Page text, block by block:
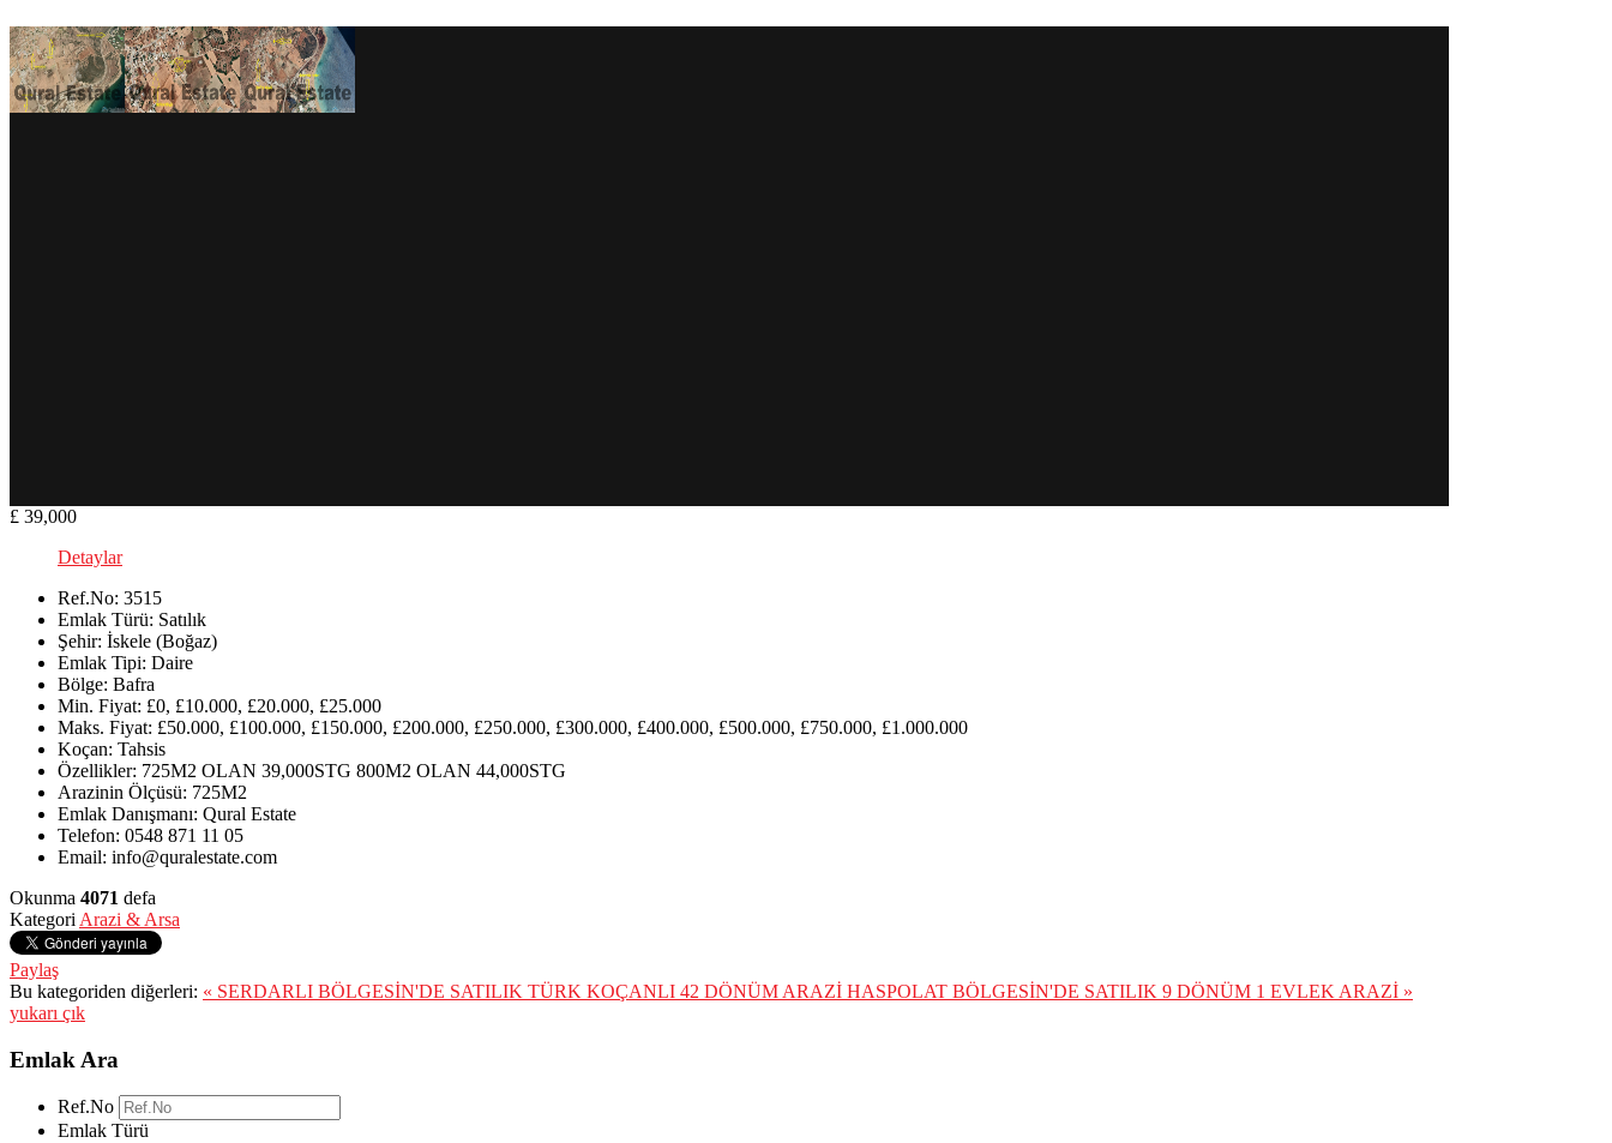
£ 39,000
Detaylar
Ref.No: 3515
Emlak Türü: Satılık
Şehir: İskele (Boğaz)
Emlak Tipi: Daire
Bölge: Bafra
Min. Fiyat: £0, £10.000, £20.000, £25.000
Maks. Fiyat: £50.000, £100.000, £150.000, £200.000, £250.000, £300.000, £400.000, £500.000, £750.000, £1.000.000
Koçan: Tahsis
Özellikler: 725M2 OLAN 39,000STG 800M2 OLAN 44,000STG
Arazinin Ölçüsü: 725M2
Emlak Danışmanı: Qural Estate
Telefon: 0548 871 11 05
Email: info@quralestate.com
Okunma 4071 defa
Kategori Arazi & Arsa
Paylaş
Bu kategoriden diğerleri: « SERDARLI BÖLGESİN'DE SATILIK TÜRK KOÇANLI 42 DÖNÜM ARAZİ HASPOLAT BÖLGESİN'DE SATILIK 9 DÖNÜM 1 EVLEK ARAZİ »
yukarı çık
Emlak Ara
Ref.No
Emlak Türü